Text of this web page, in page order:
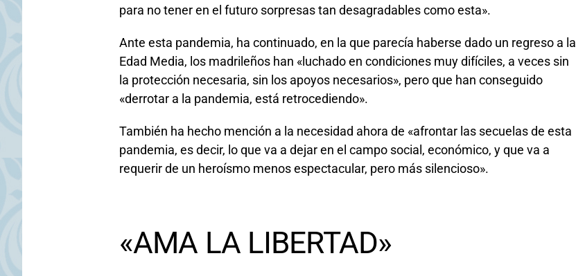
para no tener en el futuro sorpresas tan desagradables como esta».
Ante esta pandemia, ha continuado, en la que parecía haberse dado un regreso a la
Edad Media, los madrileños han «luchado en condiciones muy difíciles, a veces sin
la protección necesaria, sin los apoyos necesarios», pero que han conseguido
«derrotar a la pandemia, está retrocediendo».
También ha hecho mención a la necesidad ahora de «afrontar las secuelas de esta
pandemia, es decir, lo que va a dejar en el campo social, económico, y que va a
requerir de un heroísmo menos espectacular, pero más silencioso».
«AMA LA LIBERTAD»